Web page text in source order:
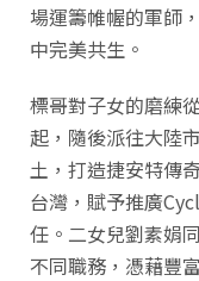
場運籌帷幄的軍師
中完美共生。
標哥對子女的磨練
起，隨後派往大陸
土，打造捷安特傳
台灣，賦予推廣
任。二女兒劉素娟
不同職務，憑藉豐